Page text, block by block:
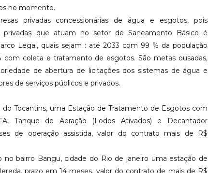
no momento.
privadas concessionárias de água e esgotos, pois
que atuam no setor de Saneamento Básico é
Legal, quais sejam : até 2033 com 99 % da população
coleta e tratamento de esgotos. São metas ousadas,
de abertura de licitações dos sistemas de água e
de serviços públicos e privados.
Tocantins, uma Estação de Tratamento de Esgotos com
Tanque de Aeração (Lodos Ativados) e Decantador
de operação assistida, valor do contrato mais de R$
bairro Bangu, cidade do Rio de janeiro uma estação de
prazo em 14 meses, valor do contrato de mais de R$